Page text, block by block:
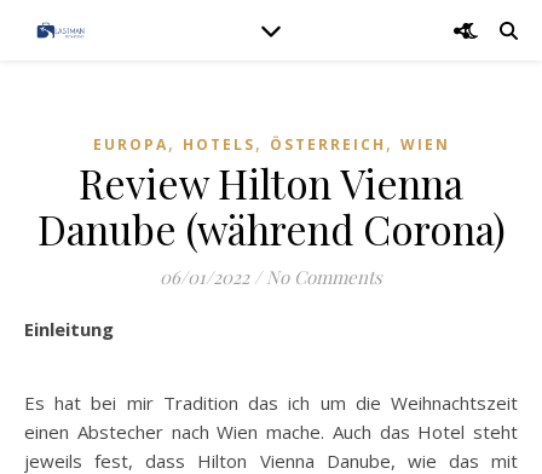
EUROPA, HOTELS, ÖSTERREICH , WIEN
Review Hilton Vienna
Danube (während Corona)
06/01/2022 / No Comments
Einleitung
Es hat bei mir Tradition das ich um die Weihnachtszeit
einen Abstecher nach Wien mache. Auch das Hotel steht
jeweils fest, dass Hilton Vienna Danube, wie das mit